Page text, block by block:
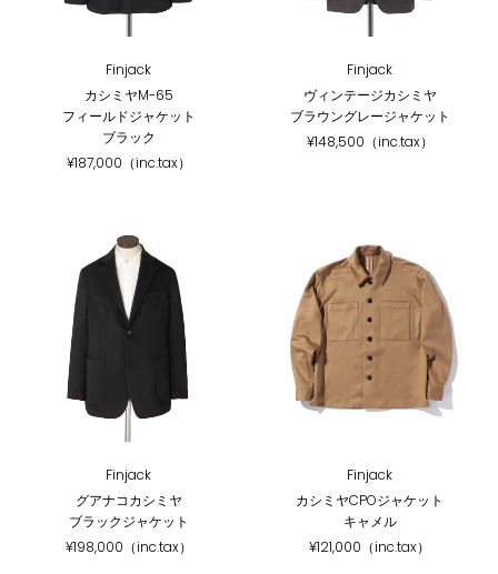
Finjack
カシミヤM-65
フィールドジャケット
ブラック
¥187,000（inc.tax）
Finjack
ヴィンテージカシミヤ
ブラウングレージャケット
¥148,500（inc.tax）
Finjack
グアナコカシミヤ
ブラックジャケット
¥198,000（inc.tax）
Finjack
カシミヤCPOジャケット
キャメル
¥121,000（inc.tax）